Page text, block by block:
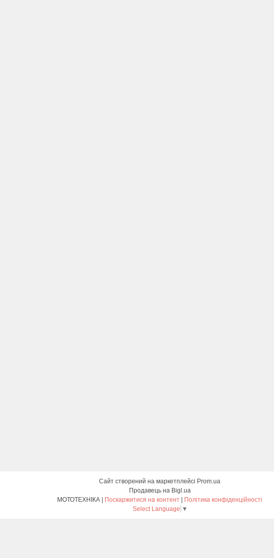
Сайт створений на маркетплейсі Prom.ua
Продавець на Bigl.ua
МОТОТЕХНІКА | Поскаржитися на контент | Політика конфіденційності
Select Language ▼